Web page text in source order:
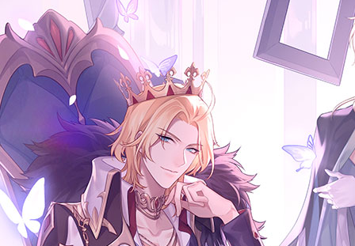
网易游戏
游戏爱好者
我的足迹： 时空中的绘旅人